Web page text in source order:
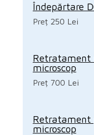
Îndepărtare
Preț 250 Lei
Retratament
microscop
Preț 700 Lei
Retratament
microscop